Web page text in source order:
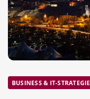
BUSINESS & IT-STRATEGIE